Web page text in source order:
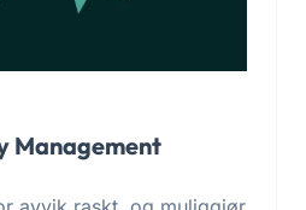
Management